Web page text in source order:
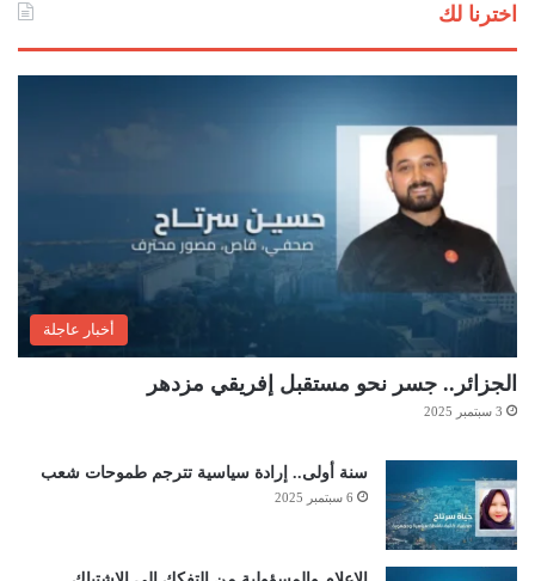
اخترنا لك
أخبار عاجلة
الجزائر.. جسر نحو مستقبل إفريقي مزدهر
3 سبتمبر 2025
سنة أولى.. إرادة سياسية تترجم طموحات شعب
6 سبتمبر 2025